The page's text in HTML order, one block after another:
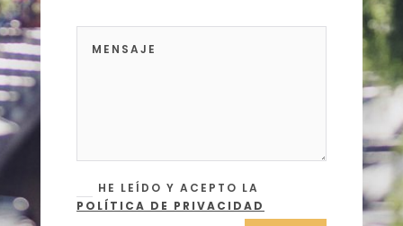
HE LEÍDO Y ACEPTO LA
POLÍTICA DE PRIVACIDAD